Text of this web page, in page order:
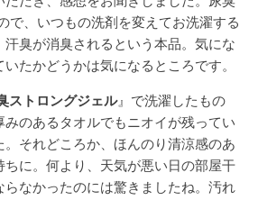
で、いつもの洗剤を変えてお洗濯する
汗臭が消臭されるという本品。気にな
たかどうかは気になるところです。
ストロングジェル』で洗濯したもの
みのあるタオルでもニオイが残ってい
。それどころか、ほんのり清涼感のあ
ちに。何より、天気が悪い日の部屋干
らなかったのには驚きましたね。汚れ